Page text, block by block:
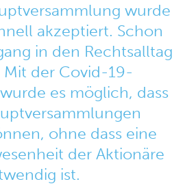
wurde
akzeptiert. Schon
in den Rechtsalltag
der Covid-19-
es möglich, dass
ohne dass eine
der Aktionäre
ist.